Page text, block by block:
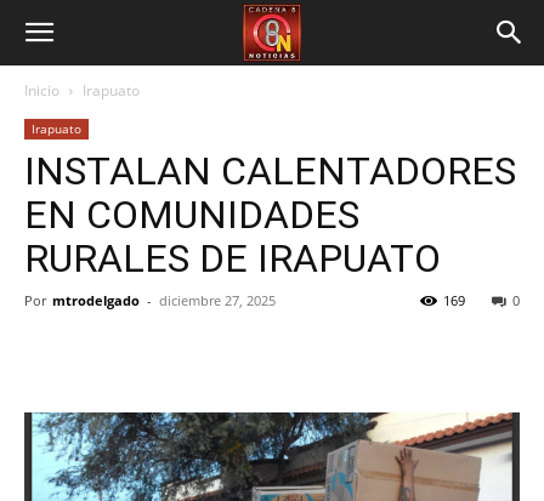
Inicio Irapuato
Irapuato
INSTALAN CALENTADORES
EN COMUNIDADES
RURALES DE IRAPUATO
Por mtrodelgado - diciembre 27, 2025 0
169